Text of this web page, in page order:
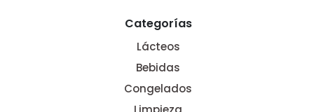
Categorías
Lácteos
Bebidas
Congelados